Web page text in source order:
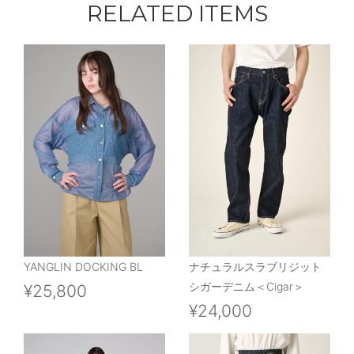
RELATED ITEMS
YANGLIN DOCKING BL
¥25,800
ナチュラルスラブリジット
シガーデニム＜Cigar＞
¥24,000